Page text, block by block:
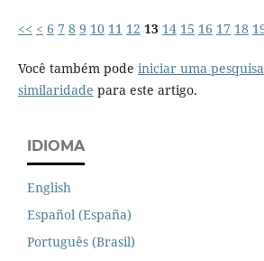
<< < 6 7 8 9 10 11 12 13 14 15 16 17 18
Você também pode iniciar uma
similaridade para este artigo.
IDIOMA
English
Español (España)
Português (Brasil)